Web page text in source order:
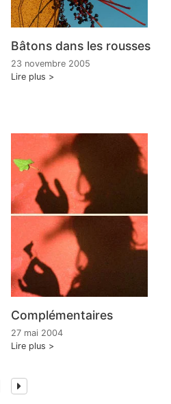
Bâtons dans les rousses
23 novembre 2005
Lire plus
Complémentaires
27 mai 2004
Lire plus